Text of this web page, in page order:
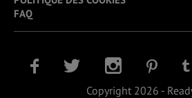
FAQ
Copyright 2026 -